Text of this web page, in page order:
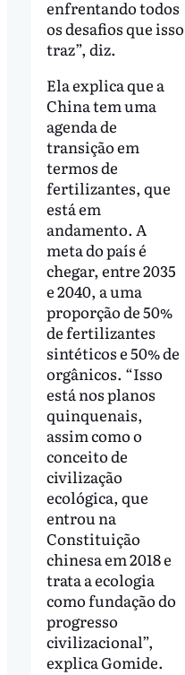
enfrentando todos
os desafios que isso
traz”, diz.
Ela explica que a
China tem uma
agenda de
transição em
termos de
fertilizantes, que
está em
andamento. A
meta do país é
chegar, entre 2035
e 2040, a uma
proporção de 50%
de fertilizantes
sintéticos e 50% de
orgânicos. “Isso
está nos planos
quinquenais,
assim como o
conceito de
civilização
ecológica, que
entrou na
Constituição
chinesa em 2018 e
trata a ecologia
como fundação do
progresso
civilizacional”,
explica Gomide.